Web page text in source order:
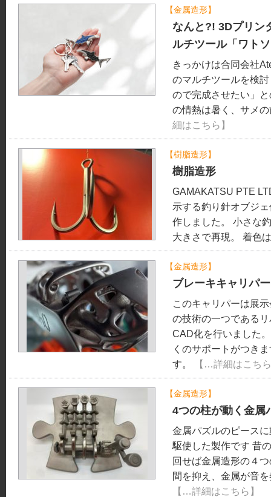
【金属造形】
なんと?! 3Dプリン
ルチツール「ワト
きっかけは合同会社
のマルチツールを検
ので完成させたい」
の情熱は暑く、サメ
細はこちら】
【樹脂造形】
樹脂造形
GAMAKATSU PTE
示する釣り針オブジ
作しました。 小さな
大きさで再現。 着色
【金属造形】
ブレーキキャリパー
このキャリパーは展
の技術の一つである
CAD化を行いました
くのサポートがつき
す。
【…詳細はこち
【金属造形】
4つの柱が動く金属
金属パズルのピース
駆使した製作です 昔
回せば金属造形の４
間を抑え、金属が音
【…詳細はこちら】